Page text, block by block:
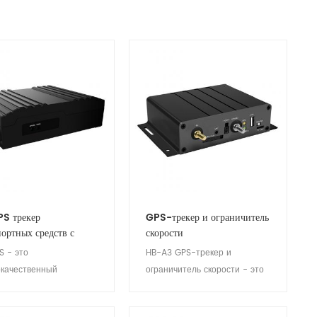
трекер
средств с
& Wifi
- это
GPS-трекер и ограничитель
скорости
HB-A3 GPS-трекер и
ограничитель скорости - это